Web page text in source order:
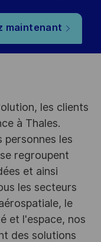
maintenant
les clients
à Thales.
personnes les
regroupent
et ainsi
les secteurs
le
et l'espace, nos
des solutions